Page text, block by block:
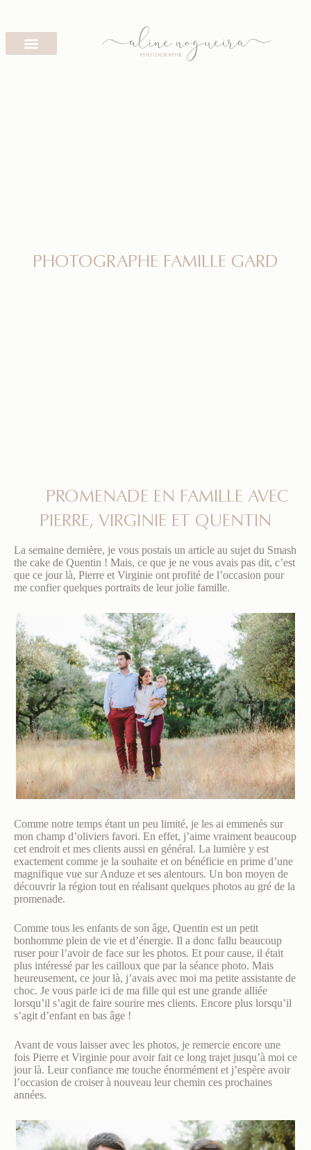
PHOTOGRAPHE FAMILLE GARD
PROMENADE EN FAMILLE AVEC
PIERRE, VIRGINIE ET QUENTIN
La semaine dernière, je vous postais un article au sujet du Smash
the cake de Quentin ! Mais, ce que je ne vous avais pas dit, c’est
que ce jour là, Pierre et Virginie ont profité de l’occasion pour
me confier quelques portraits de leur jolie famille.
Comme notre temps étant un peu limité, je les ai emmenés sur
mon champ d’oliviers favori. En effet, j’aime vraiment beaucoup
cet endroit et mes clients aussi en général. La lumière y est
exactement comme je la souhaite et on bénéficie en prime d’une
magnifique vue sur Anduze et ses alentours. Un bon moyen de
découvrir la région tout en réalisant quelques photos au gré de la
promenade.
Comme tous les enfants de son âge, Quentin est un petit
bonhomme plein de vie et d’énergie. Il a donc fallu beaucoup
ruser pour l’avoir de face sur les photos. Et pour cause, il était
plus intéressé par les cailloux que par la séance photo. Mais
heureusement, ce jour là, j’avais avec moi ma petite assistante de
choc. Je vous parle ici de ma fille qui est une grande alliée
lorsqu’il s’agit de faire sourire mes clients. Encore plus lorsqu’il
s’agit d’enfant en bas âge !
Avant de vous laisser avec les photos, je remercie encore une
fois Pierre et Virginie pour avoir fait ce long trajet jusqu’à moi ce
jour là. Leur confiance me touche énormément et j’espère avoir
l’occasion de croiser à nouveau leur chemin ces prochaines
années.